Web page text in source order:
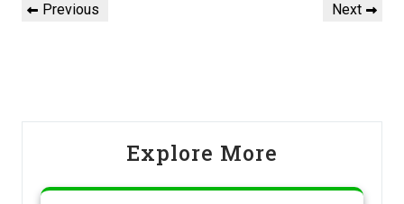
Previous Next
Explore More